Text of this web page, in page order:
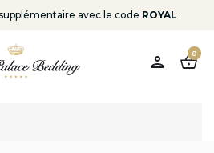
avec le code ROYAL
person shopping_basket
0